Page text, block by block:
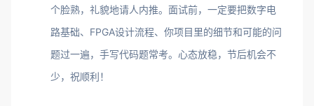
个脸熟，礼貌地请人内推。面试前，一定要把数字电
路基础、FPGA设计流程、你项目里的细节和可能的问
题过一遍，手写代码题常考。心态放稳，节后机会不
少，祝顺利！